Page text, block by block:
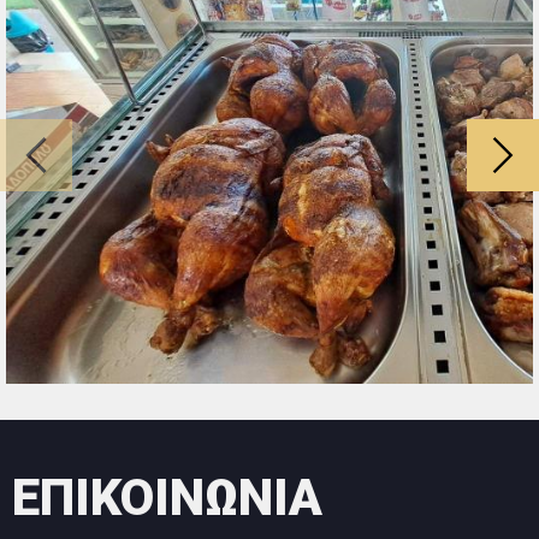
ΕΠΙΚΟΙΝΩΝΙΑ